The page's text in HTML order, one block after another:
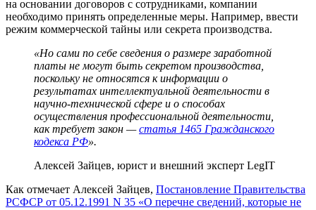
на основании договоров с сотрудниками, компании
необходимо принять определенные меры. Например, ввести
режим коммерческой тайны или секрета производства.
«Но сами по себе сведения о размере заработной
платы не могут быть секретом производства,
поскольку не относятся к информации о
результатах интеллектуальной деятельности в
научно-технической сфере и о способах
осуществления профессиональной деятельности,
как требует закон —статья 1465 Гражданского
кодекса РФ».
Алексей Зайцев, юрист и внешний эксперт LegIT
Как отмечает Алексей Зайцев, Постановление Правительства
РСФСР от 05.12.1991 N 35 «О перечне сведений, которые не